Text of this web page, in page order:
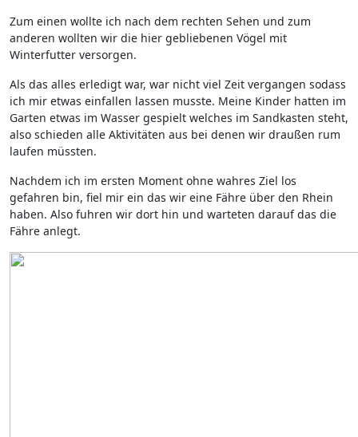
Zum einen wollte ich nach dem rechten Sehen und zum
anderen wollten wir die hier gebliebenen Vögel mit
Winterfutter versorgen.
Als das alles erledigt war, war nicht viel Zeit vergangen sodass
ich mir etwas einfallen lassen musste. Meine Kinder hatten im
Garten etwas im Wasser gespielt welches im Sandkasten steht,
also schieden alle Aktivitäten aus bei denen wir draußen rum
laufen müssten.
Nachdem ich im ersten Moment ohne wahres Ziel los
gefahren bin, fiel mir ein das wir eine Fähre über den Rhein
haben. Also fuhren wir dort hin und warteten darauf das die
Fähre anlegt.